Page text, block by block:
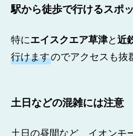
駅から徒歩で行けるスポ
特にエイスクエア草津と近
行けますのでアクセスも抜
土日などの混雑には注意
土日の昼間など、イオンモ